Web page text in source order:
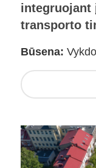
integruojant
transporto
Būsena: